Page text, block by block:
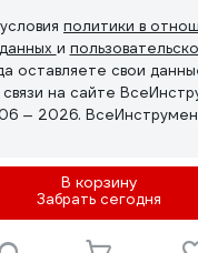
В корзину
Забрать сегодня
политики в
и
оставляете свои
на сайте
— 2026.